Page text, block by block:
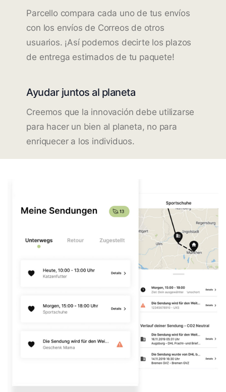
Parcello compara cada uno de tus envíos
con los envíos de Correos de otros
usuarios. ¡Así podemos decirte los plazos
de entrega estimados de tu paquete!
Ayudar juntos al planeta
Creemos que la innovación debe utilizarse
para hacer un bien al planeta, no para
enriquecer a los individuos.